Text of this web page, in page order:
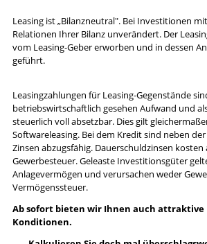
Leasing ist „Bilanzneutral". Bei Investitionen
Relationen Ihrer Bilanz unverändert. Der
vom Leasing-Geber erworben und in dessen
geführt.
Leasingzahlungen für Leasing-Gegenstände
betriebswirtschaftlich gesehen Aufwand und
steuerlich voll absetzbar. Dies gilt
Softwareleasing. Bei dem Kredit sind neben
Zinsen abzugsfähig. Dauerschuldzinsen
Gewerbesteuer. Geleaste Investitionsgüter
Anlagevermögen und verursachen weder
Vermögenssteuer.
Ab sofort bieten wir Ihnen auch attraktive
Konditionen.